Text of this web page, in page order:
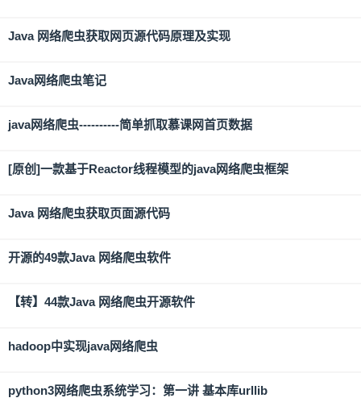
Java 网络爬虫获取网页源代码原理及实现
Java网络爬虫笔记
java网络爬虫----------简单抓取慕课网首页数据
[原创]一款基于Reactor线程模型的java网络爬虫框架
Java 网络爬虫获取页面源代码
开源的49款Java 网络爬虫软件
【转】44款Java 网络爬虫开源软件
hadoop中实现java网络爬虫
python3网络爬虫系统学习：第一讲 基本库urllib